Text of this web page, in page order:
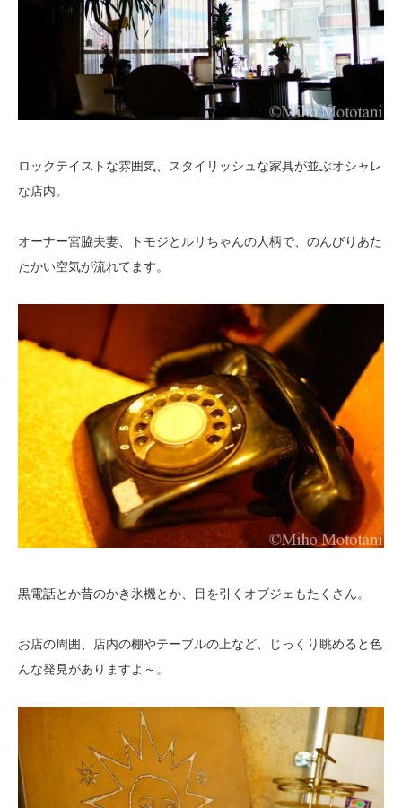
ロックテイストな雰囲気、スタイリッシュな家具が並ぶオシャレ
な店内。
オーナー宮脇夫妻、トモジとルリちゃんの人柄で、のんびりあた
たかい空気が流れてます。
黒電話とか昔のかき氷機とか、目を引くオブジェもたくさん。
お店の周囲、店内の棚やテーブルの上など、じっくり眺めると色
んな発見がありますよ～。